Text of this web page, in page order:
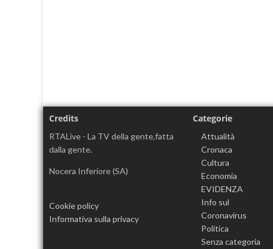
Credits
RTALive - La TV della gente,fatta
dalla gente.
Nocera Inferiore (SA)
Cookie policy
Informativa sulla privacy
Categorie
Attualità
Cronaca
Cultura
Economia
EVIDENZA
Info sul
Coronavirus
Politica
Senza categoria